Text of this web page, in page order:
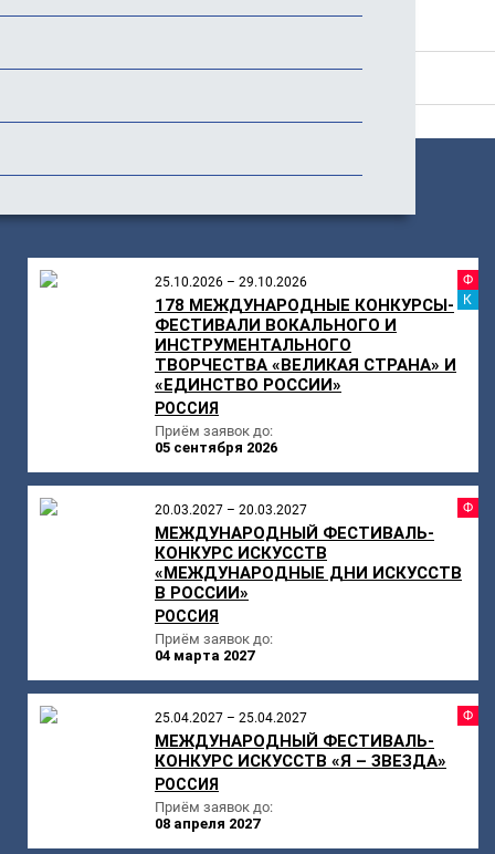
25.10.2026 – 29.10.2026
178 МЕЖДУНАРОДНЫЕ КОНКУРСЫ-
ФЕСТИВАЛИ ВОКАЛЬНОГО И
ИНСТРУМЕНТАЛЬНОГО
ТВОРЧЕСТВА «ВЕЛИКАЯ СТРАНА» И
«ЕДИНСТВО РОССИИ»
РОССИЯ
Приём заявок до:
05 сентября 2026
20.03.2027 – 20.03.2027
МЕЖДУНАРОДНЫЙ ФЕСТИВАЛЬ-
КОНКУРС ИСКУССТВ
«МЕЖДУНАРОДНЫЕ ДНИ ИСКУССТВ
В РОССИИ»
РОССИЯ
Приём заявок до:
04 марта 2027
25.04.2027 – 25.04.2027
МЕЖДУНАРОДНЫЙ ФЕСТИВАЛЬ-
КОНКУРС ИСКУССТВ «Я – ЗВЕЗДА»
РОССИЯ
Приём заявок до:
08 апреля 2027